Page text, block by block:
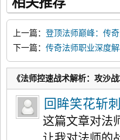
上一篇： 登顶法师巅峰：传
下一篇： 传奇法师职业深度
《法师控速战术解析：攻沙
回眸笑花斩刺
这篇文章对法